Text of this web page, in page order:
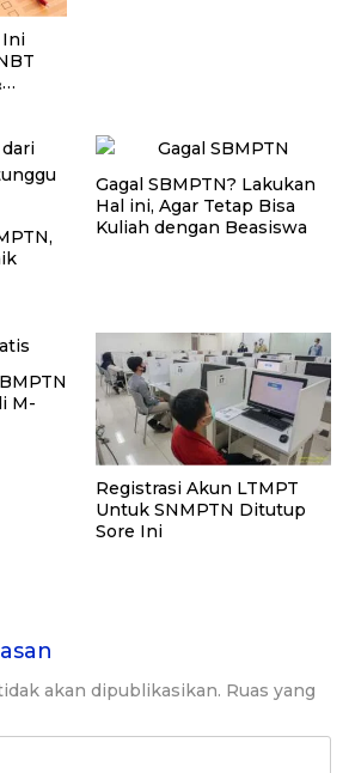
Ini
Gagal SBMPTN? Lakukan
Hal ini, Agar Tetap Bisa
Kuliah dengan Beasiswa
M-
Registrasi Akun LTMPT
Untuk SNMPTN Ditutup
Sore Ini
akan dipublikasikan. Ruas yang